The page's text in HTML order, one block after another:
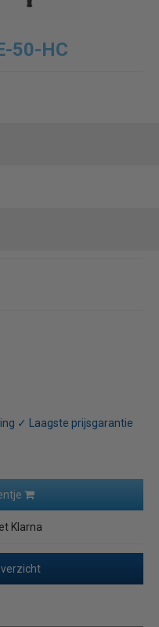
50-HC
✓ Laagste prijsgarantie
Klarna